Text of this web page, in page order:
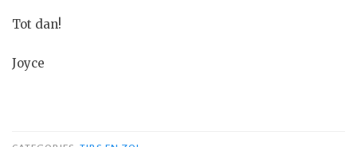
Tot dan!
Joyce